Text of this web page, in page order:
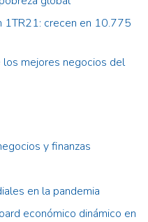
1TR21: crecen en 10.775
mejores negocios del
y finanzas
en la pandemia
económico dinámico en